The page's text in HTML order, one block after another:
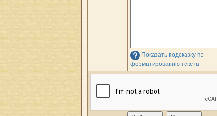
Показать подсказку по
форматированию текста